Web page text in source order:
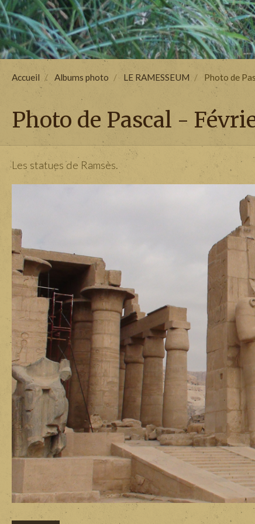
Accueil Albums photo LE RAMESSEUM Photo de
Photo de Pascal -
Les statues de Ramsès.